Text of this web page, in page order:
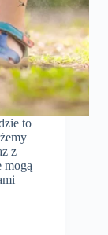
to
z
mogą